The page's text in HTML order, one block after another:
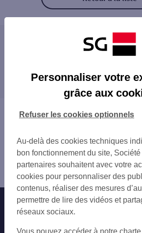
Les distributeurs/automates à
GEANT CASINO MONTPELLIER
MONTPELLIER 81 RUE MARIUS
MONTPELLIER CHAMBORD
SAINT JEAN DE VEDAS
ST JEAN DE VEDAS 24 AV DE LA LIBERA
MONTPELLIER LA LYRE
MONTPELLIER 64 AV DE TOULOUSE
MONTPELLIER ASSAS
MONTPELLIER 11 AV DE TOULOUSE
MONTPELLIER 12 AV DU
MONTPELLIER MAS DREVON
proximité
MONTPELLIER
LATTES
FRONTIGNAN
Vous êtes ici : Accueil
Juvignac
Distributeur/automate JUVIGNAC
Nos engagements Nous
Autres sites SG
Personnaliser votre
grâce aux
Au-delà des cookies techniques
bon fonctionnement du site,
partenaires souhaitent avec votre
cookies pour personnaliser des
contenus, réaliser des mesures
permettre de lire des vidéos et
réseaux sociaux.
Vous pouvez accéder à notre
Refuser les cookies optionnels